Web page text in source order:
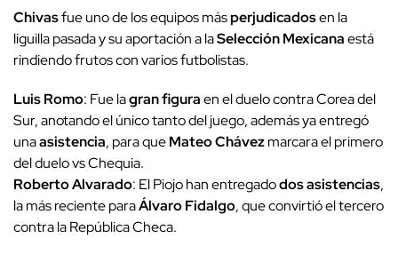
Chivasfue uno de los equipos másperjudicadosen la
liguilla pasada y su aportación a laSelección Mexicanaestá
rindiendo frutos con varios futbolistas.
Luis Romo: Fue lagran figuraen el duelo contra Corea del
Sur, anotando el único tanto del juego, además ya entregó
unaasistencia, para queMateo Chávezmarcara el primero
del duelo vs Chequia.
Roberto Alvarado: El Piojo han entregadodos asistencias,
la más reciente paraÁlvaro Fidalgo, que convirtió el tercero
contra la República Checa.